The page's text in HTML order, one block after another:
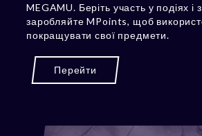
MEGAMU. Беріть участь у подіях і
заробляйте MPoints, щоб
покращувати свої предмети.
Перейти